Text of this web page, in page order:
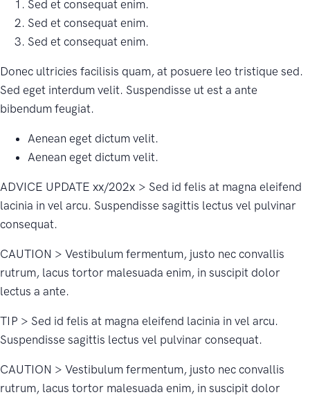
Sed et consequat enim.
Sed et consequat enim.
Sed et consequat enim.
Donec ultricies facilisis quam, at posuere leo tristique sed.
Sed eget interdum velit. Suspendisse ut est a ante
bibendum feugiat.
Aenean eget dictum velit.
Aenean eget dictum velit.
ADVICE UPDATE xx/202x > Sed id felis at magna eleifend
lacinia in vel arcu. Suspendisse sagittis lectus vel pulvinar
consequat.
CAUTION > Vestibulum fermentum, justo nec convallis
rutrum, lacus tortor malesuada enim, in suscipit dolor
lectus a ante.
TIP > Sed id felis at magna eleifend lacinia in vel arcu.
Suspendisse sagittis lectus vel pulvinar consequat.
CAUTION > Vestibulum fermentum, justo nec convallis
rutrum, lacus tortor malesuada enim, in suscipit dolor